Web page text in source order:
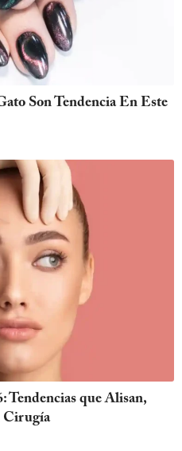
Son Tendencia En Este
Tendencias que Alisan,
Cirugía